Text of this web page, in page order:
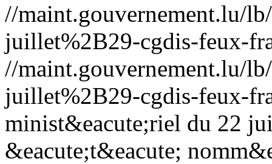
//maint.gouvernement.lu/
juillet%2B29-cgdis-feux-
//maint.gouvernement.lu/
juillet%2B29-cgdis-feux-
minist&eacute;riel du 22
&eacute;t&eacute;